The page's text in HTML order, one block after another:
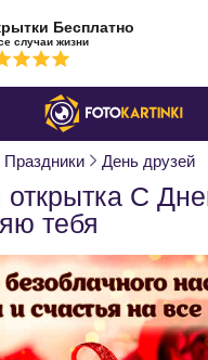
Праздники День друзей
открытка С
тебя
Бесплатно
случаи жизни